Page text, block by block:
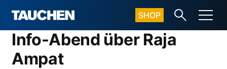
SHOP
Info-Abend über Raja
Ampat